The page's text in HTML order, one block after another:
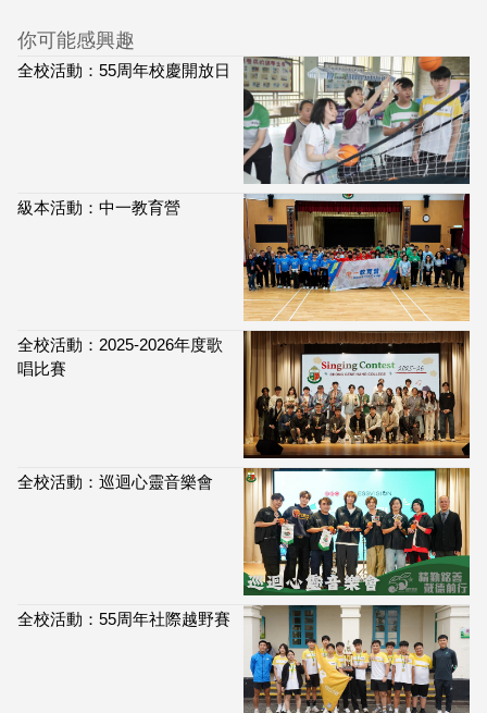
你可能感興趣
全校活動：55周年校慶開放日
級本活動：中一教育營
全校活動：2025-2026年度歌
唱比賽
全校活動：巡迴心靈音樂會
全校活動：55周年社際越野賽